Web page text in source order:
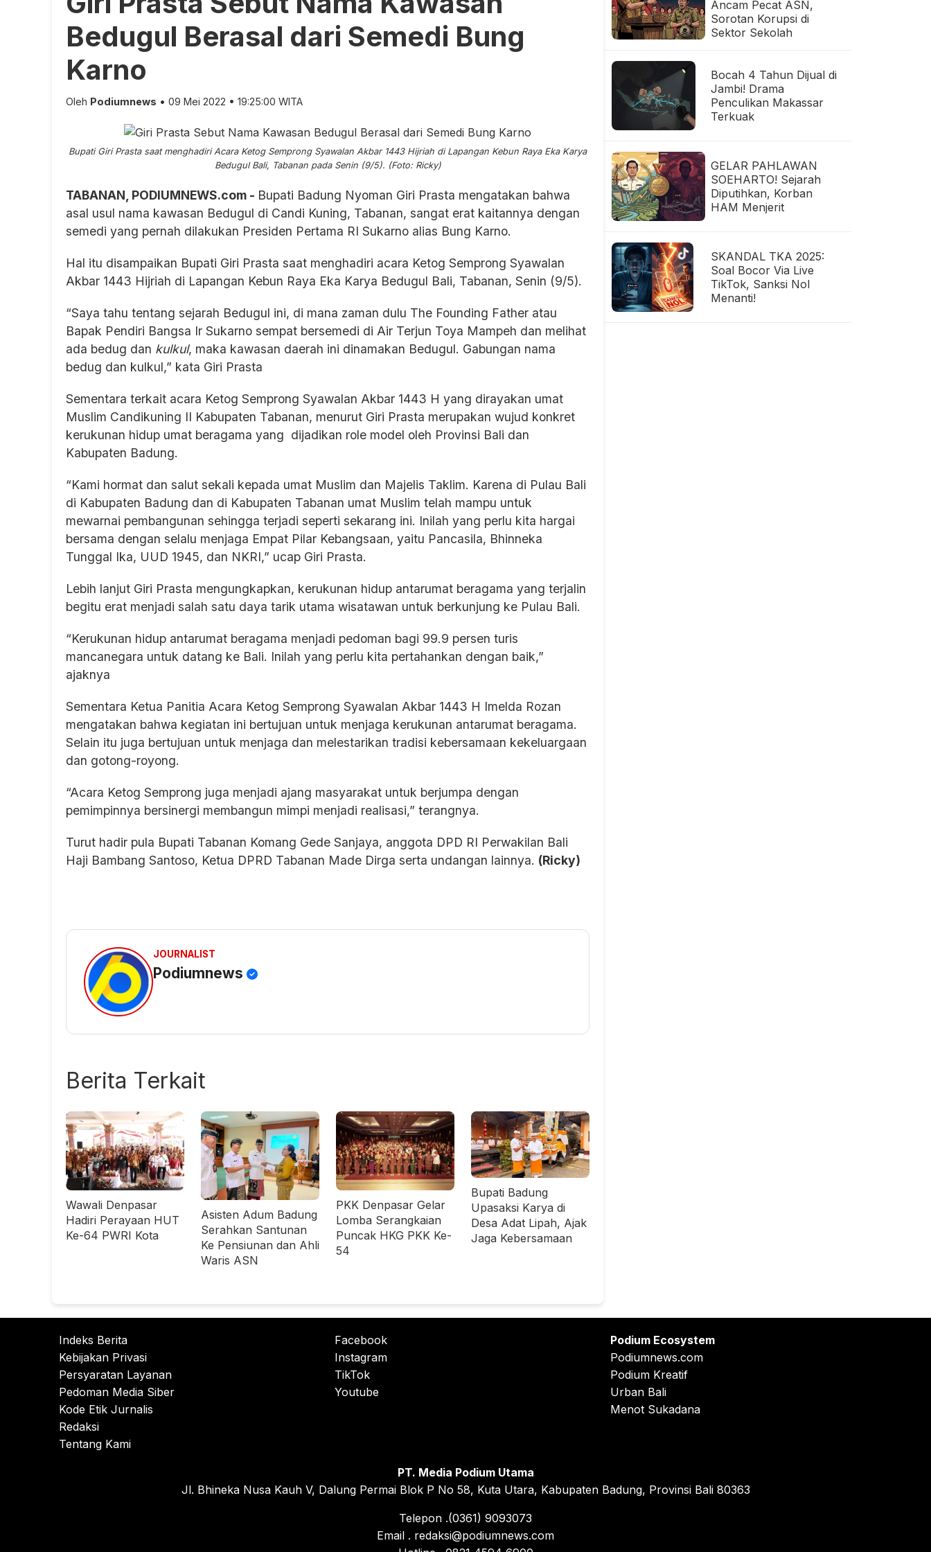
Bedugul Berasal dari Semedi Bung
Karno
Oleh Podiumnews • 09 Mei 2022 • 19:25:00 WITA
Bupati Giri Prasta saat menghadiri Acara Ketog Semprong Syawalan Akbar 1443 Hijriah di Lapangan Kebun Raya Eka Karya
Bedugul Bali, Tabanan pada Senin (9/5). (Foto: Ricky)
TABANAN, PODIUMNEWS.com - Bupati Badung Nyoman Giri Prasta mengatakan bahwa
asal usul nama kawasan Bedugul di Candi Kuning, Tabanan, sangat erat kaitannya dengan
semedi yang pernah dilakukan Presiden Pertama RI Sukarno alias Bung Karno.
Hal itu disampaikan Bupati Giri Prasta saat menghadiri acara Ketog Semprong Syawalan
Akbar 1443 Hijriah di Lapangan Kebun Raya Eka Karya Bedugul Bali, Tabanan, Senin (9/5).
“Saya tahu tentang sejarah Bedugul ini, di mana zaman dulu The Founding Father atau
Bapak Pendiri Bangsa Ir Sukarno sempat bersemedi di Air Terjun Toya Mampeh dan melihat
ada bedug dan kulkul, maka kawasan daerah ini dinamakan Bedugul. Gabungan nama
bedug dan kulkul,” kata Giri Prasta
Sementara terkait acara Ketog Semprong Syawalan Akbar 1443 H yang dirayakan umat
Muslim Candikuning II Kabupaten Tabanan, menurut Giri Prasta merupakan wujud konkret
kerukunan hidup umat beragama yang dijadikan role model oleh Provinsi Bali dan
Kabupaten Badung.
“Kami hormat dan salut sekali kepada umat Muslim dan Majelis Taklim. Karena di Pulau Bali
di Kabupaten Badung dan di Kabupaten Tabanan umat Muslim telah mampu untuk
mewarnai pembangunan sehingga terjadi seperti sekarang ini. Inilah yang perlu kita hargai
bersama dengan selalu menjaga Empat Pilar Kebangsaan, yaitu Pancasila, Bhinneka
Tunggal Ika, UUD 1945, dan NKRI,” ucap Giri Prasta.
Lebih lanjut Giri Prasta mengungkapkan, kerukunan hidup antarumat beragama yang terjalin
begitu erat menjadi salah satu daya tarik utama wisatawan untuk berkunjung ke Pulau Bali.
“Kerukunan hidup antarumat beragama menjadi pedoman bagi 99.9 persen turis
mancanegara untuk datang ke Bali. Inilah yang perlu kita pertahankan dengan baik,”
ajaknya
Sementara Ketua Panitia Acara Ketog Semprong Syawalan Akbar 1443 H Imelda Rozan
mengatakan bahwa kegiatan ini bertujuan untuk menjaga kerukunan antarumat beragama.
Selain itu juga bertujuan untuk menjaga dan melestarikan tradisi kebersamaan kekeluargaan
dan gotong-royong.
“Acara Ketog Semprong juga menjadi ajang masyarakat untuk berjumpa dengan
pemimpinnya bersinergi membangun mimpi menjadi realisasi,” terangnya.
Turut hadir pula Bupati Tabanan Komang Gede Sanjaya, anggota DPD RI Perwakilan Bali
Haji Bambang Santoso, Ketua DPRD Tabanan Made Dirga serta undangan lainnya. (Ricky)
JOURNALIST
Podiumnews
Berita Terkait
Wawali Denpasar
Hadiri Perayaan HUT
Ke-64 PWRI Kota
Asisten Adum Badung
Serahkan Santunan
Ke Pensiunan dan Ahli
Waris ASN
PKK Denpasar Gelar
Lomba Serangkaian
Puncak HKG PKK Ke-
54
Bupati Badung
Upasaksi Karya di
Desa Adat Lipah, Ajak
Jaga Kebersamaan
Ancam Pecat ASN,
Sorotan Korupsi di
Sektor Sekolah
Bocah 4 Tahun Dijual di
Jambi! Drama
Penculikan Makassar
Terkuak
GELAR PAHLAWAN
SOEHARTO! Sejarah
Diputihkan, Korban
HAM Menjerit
SKANDAL TKA 2025:
Soal Bocor Via Live
TikTok, Sanksi Nol
Menanti!
Indeks Berita
Kebijakan Privasi
Persyaratan Layanan
Pedoman Media Siber
Kode Etik Jurnalis
Redaksi
Tentang Kami
Facebook
Instagram
TikTok
Youtube
Podium Ecosystem
Podiumnews.com
Podium Kreatif
Urban Bali
Menot Sukadana
PT. Media Podium Utama
Jl. Bhineka Nusa Kauh V, Dalung Permai Blok P No 58, Kuta Utara, Kabupaten Badung, Provinsi Bali 80363
Telepon .(0361) 9093073
Email . redaksi@podiumnews.com